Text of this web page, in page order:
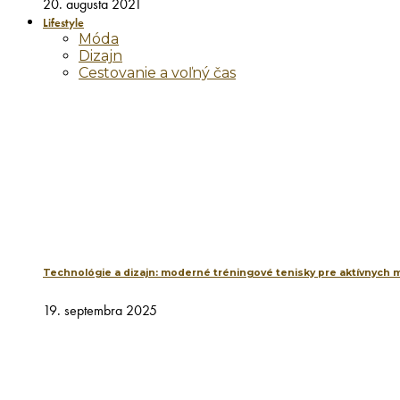
Lifestyle
Móda
Dizajn
Cestovanie a voľný čas
Technológie a dizajn: moderné tréningové tenisky pre aktívnych
19. septembra 2025